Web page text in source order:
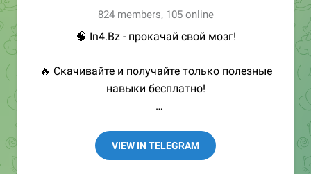
824 members, 105 online
🧠 In4.Bz - прокачай свой мозг!
🔥 Скачивайте и получайте только полезные
навыки бесплатно!
➖ in4.bz/
➖ https://t.me/in4bz
VIEW IN TELEGRAM